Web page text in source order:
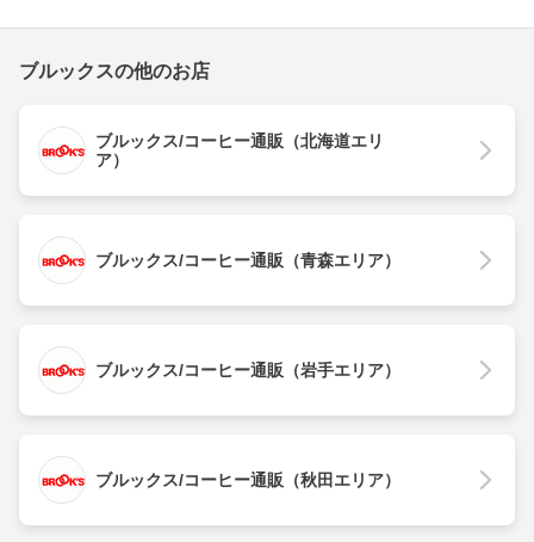
ブルックスの他のお店
ブルックス/コーヒー通販（北海道エリ
ア）
ブルックス/コーヒー通販（青森エリア）
ブルックス/コーヒー通販（岩手エリア）
ブルックス/コーヒー通販（秋田エリア）